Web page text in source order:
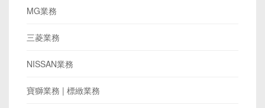
MG業務
三菱業務
NISSAN業務
寶獅業務 | 標緻業務